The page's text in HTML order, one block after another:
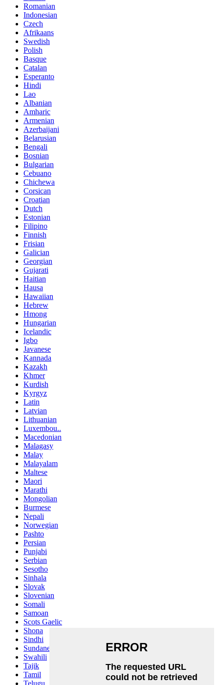
Romanian
Indonesian
Czech
Afrikaans
Swedish
Polish
Basque
Catalan
Esperanto
Hindi
Lao
Albanian
Amharic
Armenian
Azerbaijani
Belarusian
Bengali
Bosnian
Bulgarian
Cebuano
Chichewa
Corsican
Croatian
Dutch
Estonian
Filipino
Finnish
Frisian
Galician
Georgian
Gujarati
Haitian
Hausa
Hawaiian
Hebrew
Hmong
Hungarian
Icelandic
Igbo
Javanese
Kannada
Kazakh
Khmer
Kurdish
Kyrgyz
Latin
Latvian
Lithuanian
Luxembou..
Macedonian
Malagasy
Malay
Malayalam
Maltese
Maori
Marathi
Mongolian
Burmese
Nepali
Norwegian
Pashto
Persian
Punjabi
Serbian
Sesotho
Sinhala
Slovak
Slovenian
Somali
Samoan
Scots Gaelic
Shona
Sindhi
Sundanese
Swahili
Tajik
Tamil